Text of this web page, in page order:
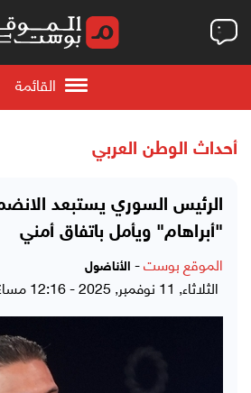
القائمة
أحداث الوطن العربي
الرئيس السوري يستبعد
"أبراهام" ويأمل باتفاق أمني
الموقع بوست- الأناضول
الثلاثاء, 11 نوفمبر, 2025 - 12:16 مساءً